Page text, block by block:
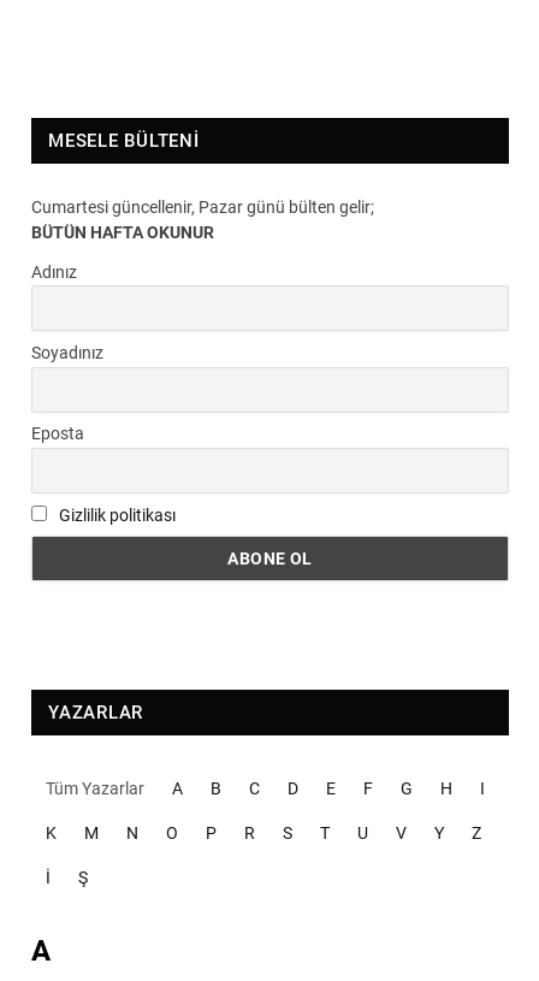
MESELE BÜLTENI
Cumartesi güncellenir, Pazar günü bülten gelir;
BÜTÜN HAFTA OKUNUR
Adınız
Soyadınız
Eposta
Gizlilik politikası
YAZARLAR
Tüm Yazarlar A B C D E F G H I
K M N O P R S T U V Y Z
İ Ş
A